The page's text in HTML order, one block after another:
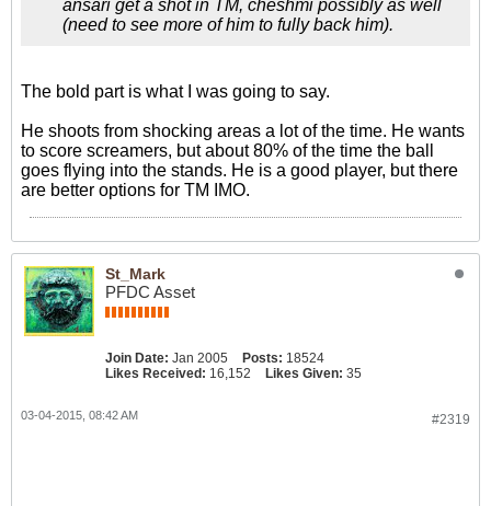
ansari get a shot in TM, cheshmi possibly as well
(need to see more of him to fully back him).
The bold part is what I was going to say.
He shoots from shocking areas a lot of the time. He wants
to score screamers, but about 80% of the time the ball
goes flying into the stands. He is a good player, but there
are better options for TM IMO.
St_Mark
PFDC Asset
Join Date: Jan 2005 Posts: 18524
Likes Received: 16,152 Likes Given: 35
#2319
03-04-2015, 08:42 AM